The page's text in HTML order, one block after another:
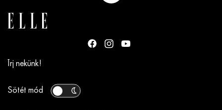
Írj nekünk!
Sötét mód